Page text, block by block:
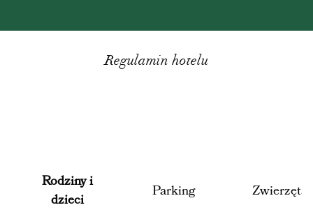
Regulamin hotelu
Rodziny i
dzieci
Parking Zwierzęta